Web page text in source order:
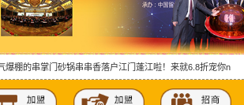
掌门登陆珠海斗门，吃货们有福啦。
爆棚的串掌门砂锅串串香落户江门蓬江啦！来就6.8折宠你n